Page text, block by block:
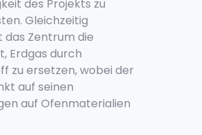
des Projekts zu
Gleichzeitig
Zentrum die
Erdgas durch
zu ersetzen, wobei der
auf seinen
auf Ofenmaterialien